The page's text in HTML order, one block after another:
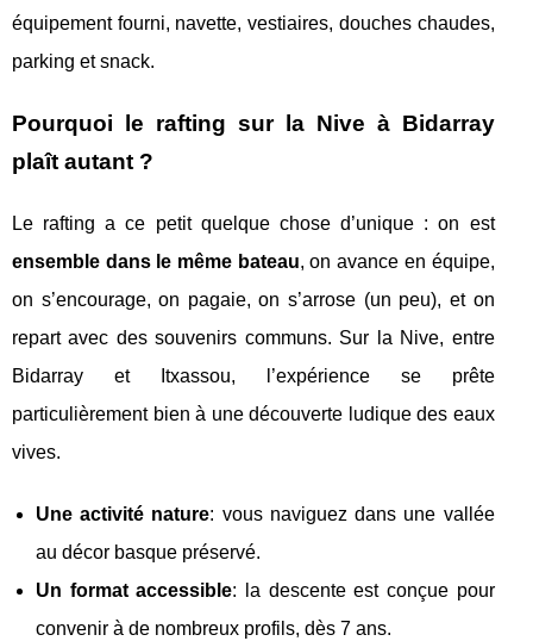
équipement fourni, navette, vestiaires, douches chaudes,
parking et snack.
Pourquoi le rafting sur la Nive à Bidarray
plaît autant ?
Le rafting a ce petit quelque chose d’unique : on est
ensemble dans le même bateau, on avance en équipe,
on s’encourage, on pagaie, on s’arrose (un peu), et on
repart avec des souvenirs communs. Sur la Nive, entre
Bidarray et Itxassou, l’expérience se prête
particulièrement bien à une découverte ludique des eaux
vives.
Une activité nature: vous naviguez dans une vallée
au décor basque préservé.
Un format accessible: la descente est conçue pour
convenir à de nombreux profils, dès 7 ans.